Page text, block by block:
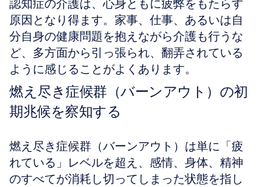
認知症の介護は、心身ともに疲弊をもたらす
原因となり得ます。家事、仕事、あるいは自
分自身の健康問題を抱えながら介護も行うな
ど、多方面から引っ張られ、翻弄されている
ように感じることがよくあります。
燃え尽き症候群（バーンアウト）の初
期兆候を察知する
燃え尽き症候群（バーンアウト）は単に「疲
れている」レベルを超え、感情、身体、精神
のすべてが消耗し切ってしまった状態を指し